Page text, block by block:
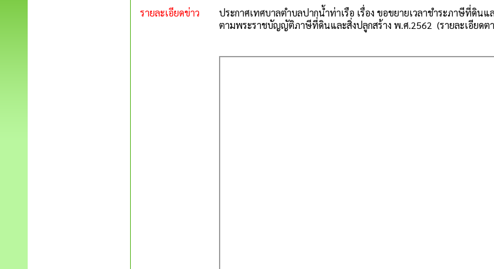
รายละเอียดข่าว
ประกาศเทศบาลตำบลปากน้ำท่าเรือ เรื่อง ขอขยายเวลาชำระภาษีที่ดินแ
ตามพระราชบัญญัติภาษีที่ดินและสิ่งปลูกสร้าง พ.ศ.2562 (รายละเอียดต